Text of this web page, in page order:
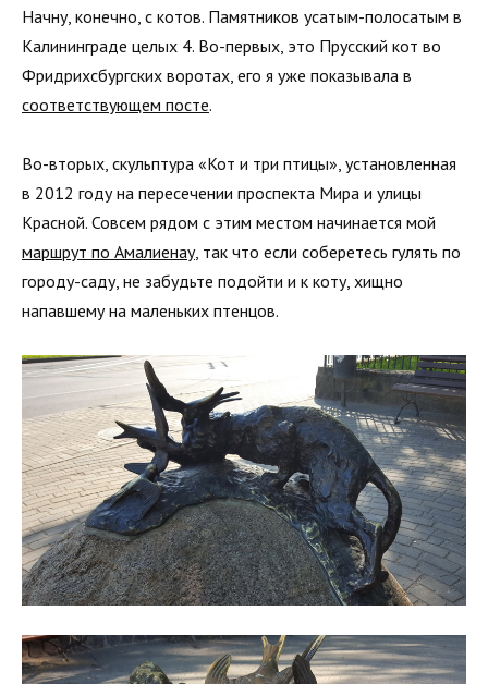
Начну, конечно, с котов. Памятников усатым-полосатым в
Калининграде целых 4. Во-первых, это Прусский кот во
Фридрихсбургских воротах, его я уже показывала в
соответствующем посте.
Во-вторых, скульптура «Кот и три птицы», установленная
в 2012 году на пересечении проспекта Мира и улицы
Красной. Совсем рядом с этим местом начинается мой
маршрут по Амалиенау, так что если соберетесь гулять по
городу-саду, не забудьте подойти и к коту, хищно
напавшему на маленьких птенцов.